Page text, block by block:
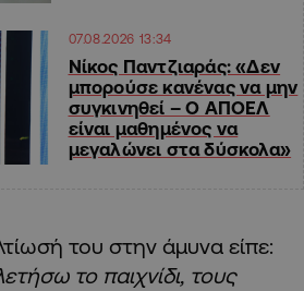
07.08.2026 13:34
Νίκος Παντζιαράς: «Δεν
μπορούσε κανένας να μην
συγκινηθεί – Ο ΑΠΟΕΛ
είναι μαθημένος να
μεγαλώνει στα δύσκολα»
του στην άμυνα είπε:
το παιχνίδι, τους